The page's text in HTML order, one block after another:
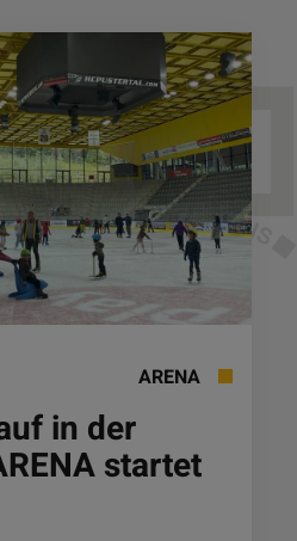
ARENA
in der
startet